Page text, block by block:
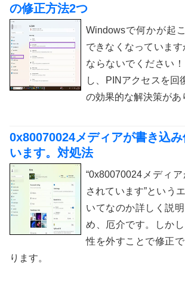
の修正方法2つ
Windowsで何かが起
できなくなっていま
ならないでください
し、PINアクセスを回
の効果的な解決策があ
0x80070024メディアが書き込
います。対処法
“0x80070024メディ
されています”という
いてなのか詳しく説
め、厄介です。しか
性を外すことで修正
ります。